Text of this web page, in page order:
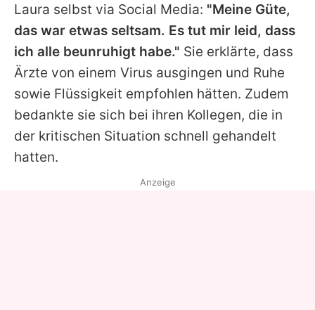
Laura selbst via Social Media: "Meine Güte,
das war etwas seltsam. Es tut mir leid, dass
ich alle beunruhigt habe." Sie erklärte, dass
Ärzte von einem Virus ausgingen und Ruhe
sowie Flüssigkeit empfohlen hätten. Zudem
bedankte sie sich bei ihren Kollegen, die in
der kritischen Situation schnell gehandelt
hatten.
Anzeige